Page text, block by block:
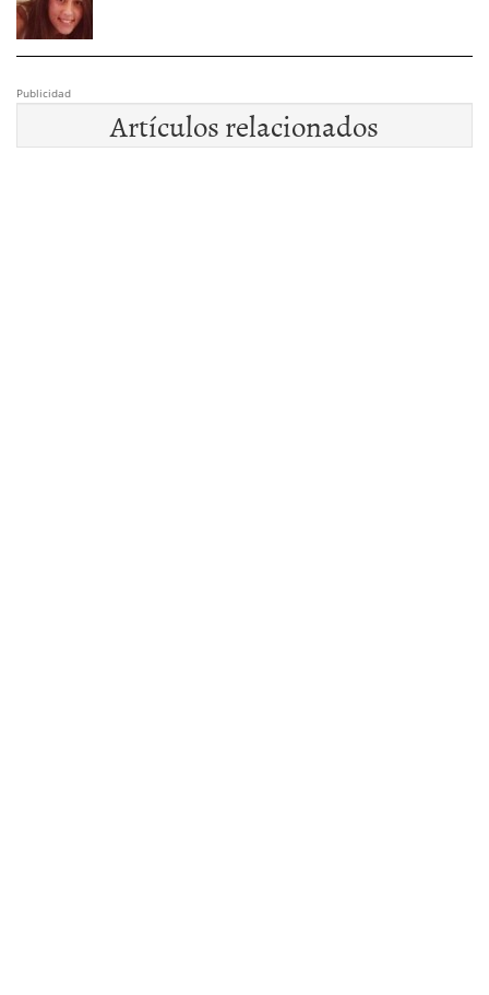
Publicidad
Artículos relacionados